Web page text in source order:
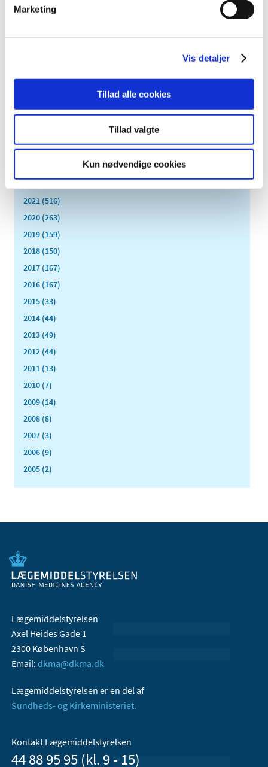
Marketing
Vis detaljer
Tillad alle cookies
Tillad valgte
Kun nødvendige cookies
oktober (28)
august (10)
marts (10)
januar (19)
2021 (516)
2020 (263)
2019 (159)
2018 (150)
2017 (167)
2016 (167)
2015 (33)
2014 (44)
2013 (49)
2012 (44)
2011 (13)
2010 (7)
2009 (14)
2008 (8)
2007 (3)
2006 (9)
2005 (2)
Lægemiddelstyrelsen
Axel Heides Gade 1
2300 København S
Email: dkma@dkma.dk
Lægemiddelstyrelsen er en del af
Sundheds- og Kirkeministeriet.
Kontakt Lægemiddelstyrelsen
44 88 95 95 (kl. 9 - 15)